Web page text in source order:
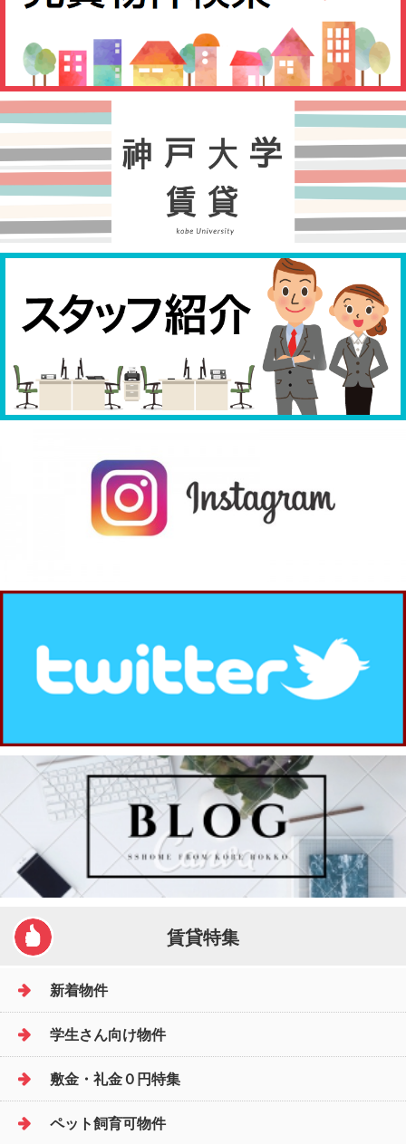
賃貸特集
新着物件
学生さん向け物件
敷金・礼金０円特集
ペット飼育可物件